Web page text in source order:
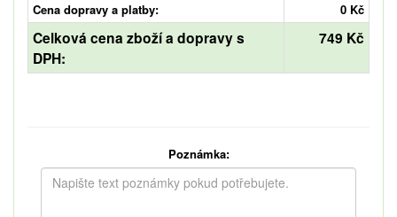
Cena dopravy a platby: 0 Kč
Celková cena zboží a dopravy s
DPH:
749 Kč
Poznámka: